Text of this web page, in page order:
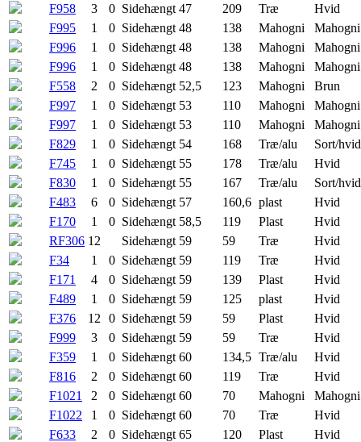
F958
3 0 Sidehængt 47 209 Træ
Hvid
F995
1 0 Sidehængt 48 138 Mahogni
Mahogni
F996
1 0 Sidehængt 48 138 Mahogni
Mahogni
F996
1 0 Sidehængt 48 138 Mahogni
Mahogni
F558
2 0 Sidehængt 52,5 123 Mahogni
Brun
F997
1 0 Sidehængt 53 110 Mahogni
Mahogni
F997
1 0 Sidehængt 53 110 Mahogni
Mahogni
F829
1 0 Sidehængt 54 168 Træ/alu
Sort/hvid
F745
1 0 Sidehængt 55 178 Træ/alu
Hvid
F830
1 0 Sidehængt 55 167 Træ/alu
Sort/hvid
F483
6 0 Sidehængt 57 160,6 plast
Hvid
F170
1 0 Sidehængt 58,5 119 Plast
Hvid
RF306 12 Sidehængt 59 59 Træ
Hvid
F34
1 0 Sidehængt 59 119 Træ
Hvid
F171
4 0 Sidehængt 59 139 Plast
Hvid
F489
1 0 Sidehængt 59 125 plast
Hvid
F376
12 0 Sidehængt 59 59 Plast
Hvid
F999
3 0 Sidehængt 59 59 Træ
Hvid
F359
1 0 Sidehængt 60 134,5 Træ/alu
Hvid
F816
2 0 Sidehængt 60 119 Træ
Hvid
F1021
2 0 Sidehængt 60 70 Mahogni
Mahogni
F1022
1 0 Sidehængt 60 70 Træ
Hvid
F633
2 0 Sidehængt 65 120 Plast
Hvid